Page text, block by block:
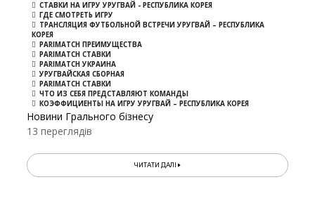
СТАВКИ НА ИГРУ УРУГВАЙ - РЕСПУБЛИКА КОРЕЯ
ГДЕ СМОТРЕТЬ ИГРУ
ТРАНСЛЯЦИЯ ФУТБОЛЬНОЙ ВСТРЕЧИ УРУГВАЙ – РЕСПУБЛИКА
КОРЕЯ
PARIMATCH ПРЕИМУЩЕСТВА
PARIMATCH СТАВКИ
PARIMATCH УКРАИНА
УРУГВАЙСКАЯ СБОРНАЯ
PARIMATCH СТАВКИ
ЧТО ИЗ СЕБЯ ПРЕДСТАВЛЯЮТ КОМАНДЫ
КОЭФФИЦИЕНТЫ НА ИГРУ УРУГВАЙ – РЕСПУБЛИКА КОРЕЯ
Новини Грального бізнесу
13 переглядів
ЧИТАТИ ДАЛІ